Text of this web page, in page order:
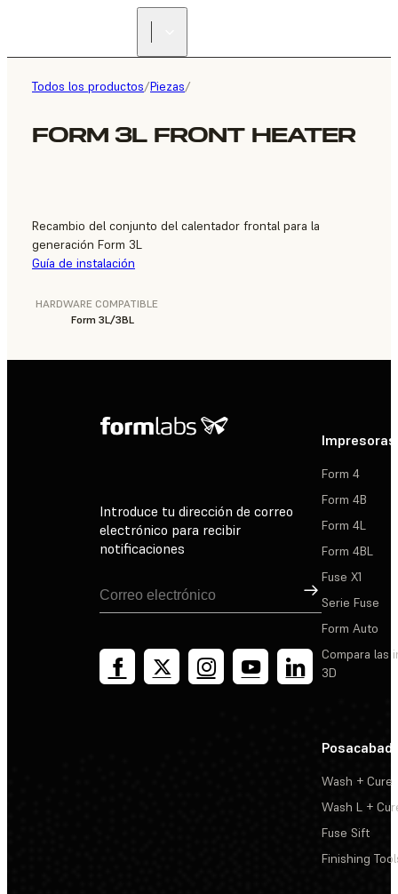
Todos los productos/Piezas/
FORM 3L FRONT HEATER
Recambio del conjunto del calentador frontal para la
generación Form 3L
Guía de instalación
HARDWARE COMPATIBLE
Form 3L/3BL
Introduce tu dirección de correo
electrónico para recibir
notificaciones
Suscribirse
Impresoras
Form 4
Form 4B
Form 4L
Form 4BL
Fuse X1
Serie Fuse
Form Auto
Compara las
3D
Wash + Cure
Wash L +
Fuse Sift
Finishing